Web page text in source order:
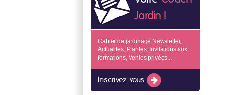
Jardin !
Cahier de jardinage Newsletter,
Actualités, Plantes, Invitations aux
formations, Ventes privées...
Inscrivez-vous